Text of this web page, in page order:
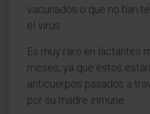
vacunados o que no han
el virus.
Es muy raro en lactantes
meses, ya que éstos
anticuerpos pasados a
por su madre inmune.